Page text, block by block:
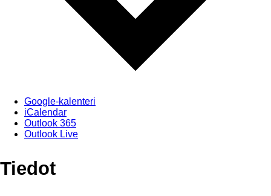
Google-kalenteri
iCalendar
Outlook 365
Outlook Live
Tiedot